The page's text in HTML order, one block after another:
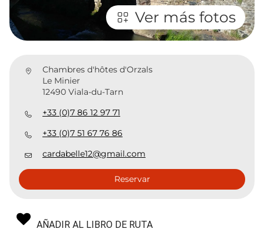
Ver más fotos
Chambres d'hôtes d'Orzals
Le Minier
12490 Viala-du-Tarn
+33 (0)7 86 12 97 71
+33 (0)7 51 67 76 86
cardabelle12@gmail.com
Reservar
AÑADIR AL LIBRO DE RUTA